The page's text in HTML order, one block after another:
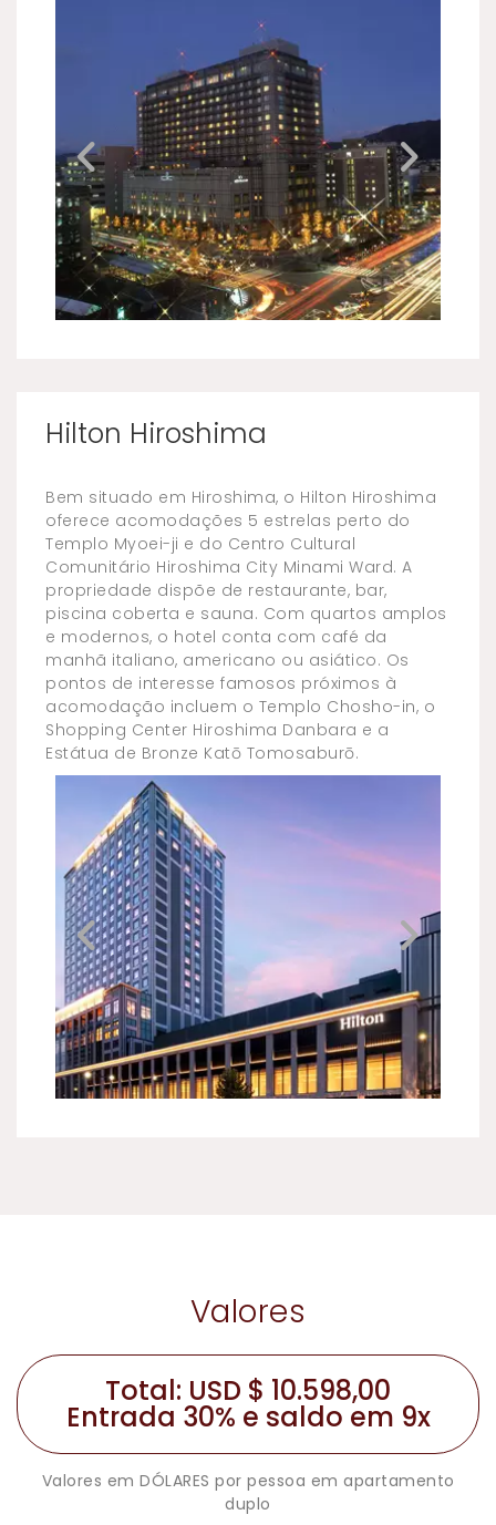
Hilton Hiroshima
Bem situado em Hiroshima, o Hilton Hiroshima
oferece acomodações 5 estrelas perto do
Templo Myoei-ji e do Centro Cultural
Comunitário Hiroshima City Minami Ward. A
propriedade dispõe de restaurante, bar,
piscina coberta e sauna. Com quartos amplos
e modernos, o hotel conta com café da
manhã italiano, americano ou asiático. Os
pontos de interesse famosos próximos à
acomodação incluem o Templo Chosho-in, o
Shopping Center Hiroshima Danbara e a
Estátua de Bronze Katō Tomosaburō.
Valores
Total: USD $ 10.598,00
Entrada 30% e saldo em 9x
Valores em DÓLARES por pessoa em apartamento
duplo